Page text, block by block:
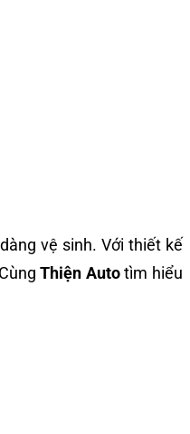
vệ sinh. Với thiết kế
Thiện Autotìm hiểu